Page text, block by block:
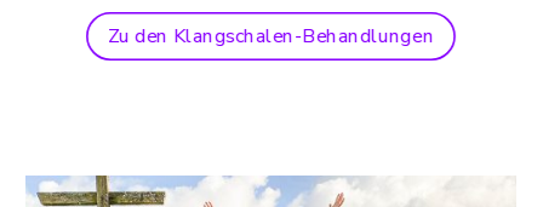
Zu den Klangschalen-Behandlungen